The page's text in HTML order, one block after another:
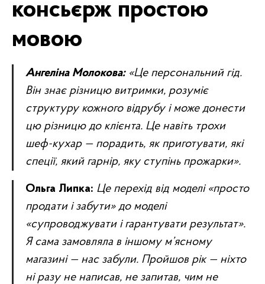
консьєрж простою
мовою
Ангеліна Молокова: «Це персональний гід.
Він знає різницю витримки, розуміє
структуру кожного відрубу і може донести
цю різницю до клієнта. Це навіть трохи
шеф-кухар — порадить, як приготувати, які
спеції, який гарнір, яку ступінь прожарки».
Ольга Липка: Це перехід від моделі «просто
продати і забути» до моделі
«супроводжувати і гарантувати результат».
Я сама замовляла в іншому м’ясному
магазині — нас забули. Пройшов рік — ніхто
ні разу не написав, не запитав, чим не